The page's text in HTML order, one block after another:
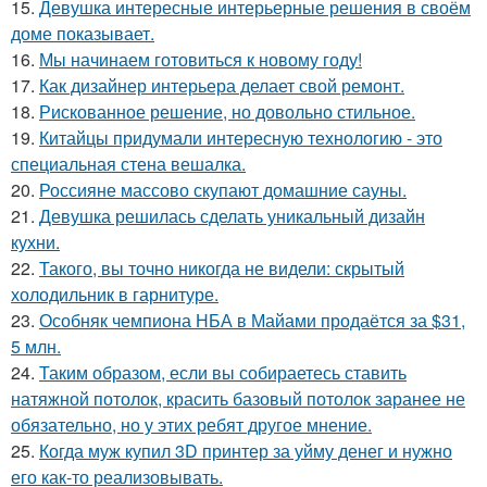
15. Девушка интересные интерьерные решения в своём
доме показывает.
16. Мы начинаем готовиться к новому году!
17. Как дизайнер интерьера делает свой ремонт.
18. Рискованное решение, но довольно стильное.
19. Китайцы придумали интересную технологию - это
специальная стена вешалка.
20. Россияне массово скупают домашние сауны.
21. Девушка решилась сделать уникальный дизайн
кухни.
22. Такого, вы точно никогда не видели: скрытый
холодильник в гарнитуре.
23. Особняк чемпиона НБА в Майами продаётся за $31,
5 млн.
24. Таким образом, если вы собираетесь ставить
натяжной потолок, красить базовый потолок заранее не
обязательно, но у этих ребят другое мнение.
25. Когда муж купил 3D принтер за уйму денег и нужно
его как-то реализовывать.